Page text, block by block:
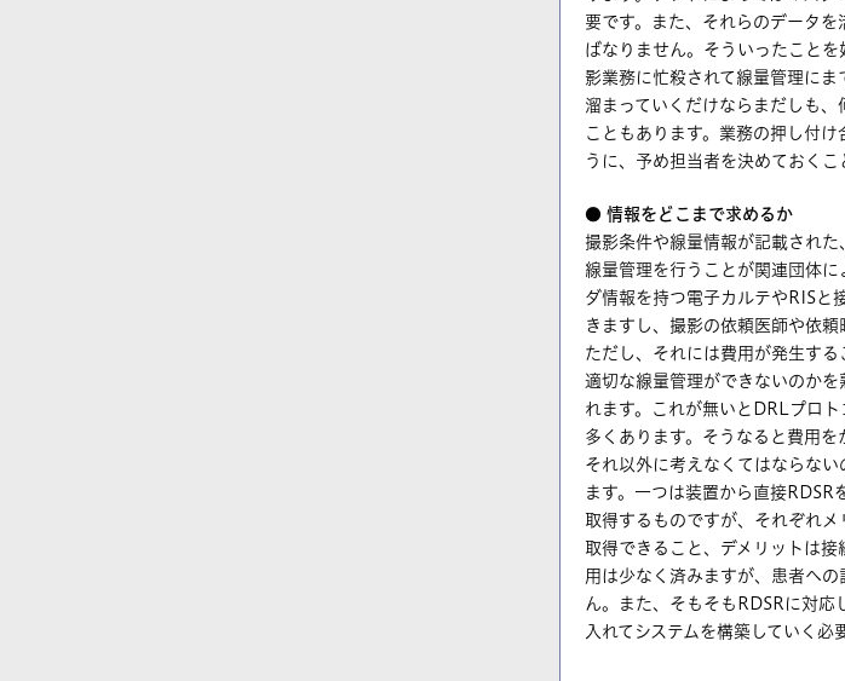
要です。また、それらのデータ
ばなりません。そういったこと
影業務に忙殺されて線量管理に
溜まっていくだけならまだしも
こともあります。業務の押し付
うに、予め担当者を決めておくこ
● 情報をどこまで求めるか
撮影条件や線量情報が記載され
線量管理を行うことが関連団体
ダ情報を持つ電子カルテやRISと
きますし、撮影の依頼医師や依
ただし、それには費用が発生す
適切な線量管理ができないのか
れます。これが無いとDRLプロ
多くあります。そうなると費用を
それ以外に考えなくてはならな
ます。一つは装置から直接RDSR
取得するものですが、それぞれ
取得できること、デメリットは
用は少なく済みますが、患者へ
ん。また、そもそもRDSRに対応
入れてシステムを構築していく必